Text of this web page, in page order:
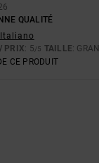
QUALITÉ
PRIX: 5/5 TAILLE:
CE PRODUIT